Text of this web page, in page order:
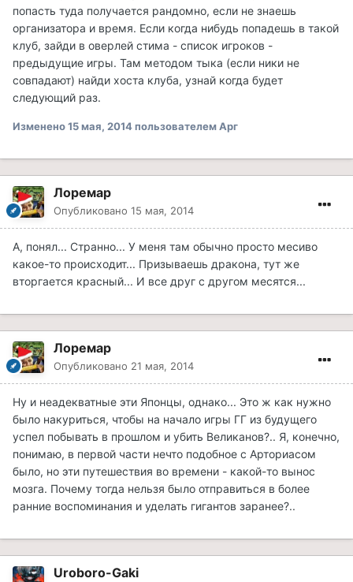
попасть туда получается рандомно, если не знаешь
организатора и время. Если когда нибудь попадешь в такой
клуб, зайди в оверлей стима - список игроков -
предыдущие игры. Там методом тыка (если ники не
совпадают) найди хоста клуба, узнай когда будет
следующий раз.
Изменено15 мая, 2014пользователем Арг
Лоремар
Опубликовано 15 мая, 2014
А, понял... Странно... У меня там обычно просто месиво
какое-то происходит... Призываешь дракона, тут же
вторгается красный... И все друг с другом месятся...
Лоремар
Опубликовано 21 мая, 2014
Ну и неадекватные эти Японцы, однако... Это ж как нужно
было накуриться, чтобы на начало игры ГГ из будущего
успел побывать в прошлом и убить Великанов?.. Я, конечно,
понимаю, в первой части нечто подобное с Арториасом
было, но эти путешествия во времени - какой-то вынос
мозга. Почему тогда нельзя было отправиться в более
ранние воспоминания и уделать гигантов заранее?..
Uroboro-Gaki